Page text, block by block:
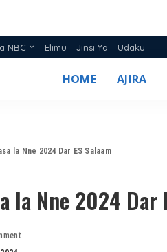
NBC
Ligi Kuu ya NBC 2025/26
Elimu Jinsi Ya Udaku
HOME AJIRA
la Nne 2024 Dar ES Salaam
la Nne 2024 Dar